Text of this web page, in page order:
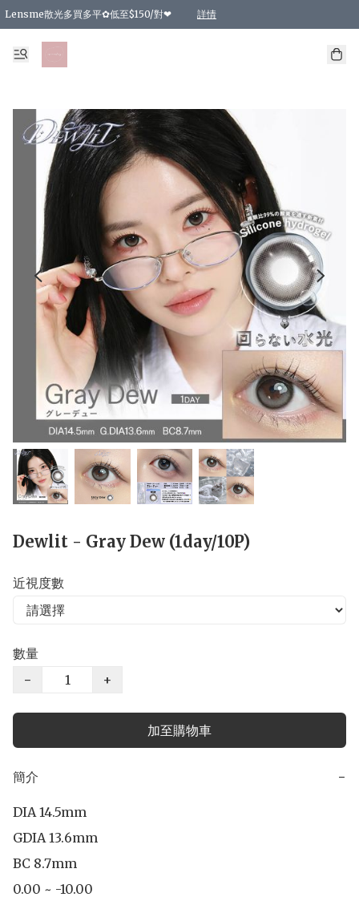
Lensme散光多買多平✿低至$150/對❤ 詳情
台灣Karacon⁩✧日拋 特價清貨❁⃘
日本韓國多款日/月拋現貨☼ 特價❤︎數量有限 售完即止
🇰🇷韓國多款月拋現貨 特價兩對$99✿數量有限 售完即止♫
精選商品，任選買2件或以上9 折；買4件或以上85 折；買6件或以上8 折
精選商品，任選買2件HKD 140.00；買4件HKD 260.00
精選商品，任選買2件HKD 190.00；買4件HKD 360.00
精選商品，任選買2件HKD 110.00；買4件HKD 180.00
精選商品，任選買2件HKD 170.00；買4件HKD 320.00
精選商品，任選買2件或以上減HKD 148.00
精選商品，任選買2件或以上減HKD 148.00
精選商品，任選買2件或以上95 折；買4件或以上9 折；買6件或以上85 折；買8件
精選商品，任選買12件或以上87 折
精選商品，任選買2件或以上減HKD 16.00；買4件或以上減HKD 32.00；買6
精選商品，任選買2件或以上95 折；買4件或以上9 折；買8件或以上85 折；買12
購物滿 HKD 800.00即享免運費優惠！（適用於 特定的送貨方式 )
Dewlit - Gray Dew (1day/10P)
近視度數
數量
−
+
加至購物車
簡介 −
DIA 14.5mm
GDIA 13.6mm
BC 8.7mm
0.00 ~ -10.00